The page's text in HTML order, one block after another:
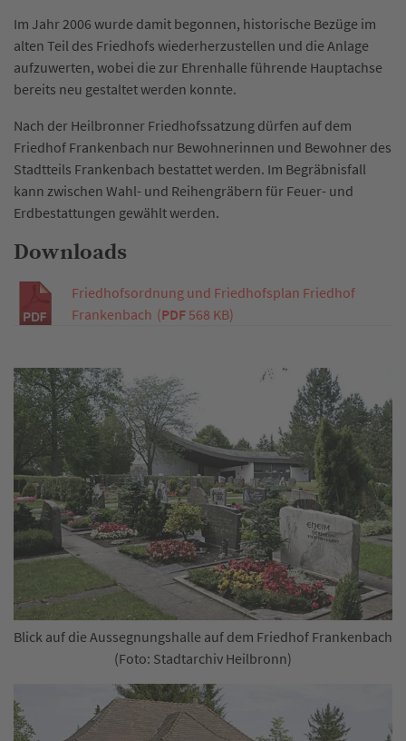
Im Jahr 2006 wurde damit begonnen, historische Bezüge im
alten Teil des Friedhofs wiederherzustellen und die Anlage
aufzuwerten, wobei die zur Ehrenhalle führende Hauptachse
bereits neu gestaltet werden konnte.
Nach der Heilbronner Friedhofssatzung dürfen auf dem
Friedhof Frankenbach nur Bewohnerinnen und Bewohner des
Stadtteils Frankenbach bestattet werden. Im Begräbnisfall
kann zwischen Wahl- und Reihengräbern für Feuer- und
Erdbestattungen gewählt werden.
Downloads
Friedhofsordnung und Friedhofsplan Friedhof
Frankenbach (PDF 568 KB)
Blick auf die Aussegnungshalle auf dem Friedhof Frankenbach
(Foto: Stadtarchiv Heilbronn)